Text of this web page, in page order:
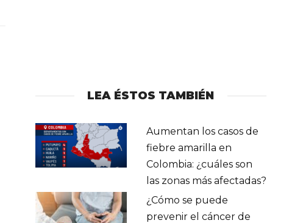
LEA ÉSTOS TAMBIÉN
Aumentan los casos de
fiebre amarilla en
Colombia: ¿cuáles son
las zonas más afectadas?
¿Cómo se puede
prevenir el cáncer de